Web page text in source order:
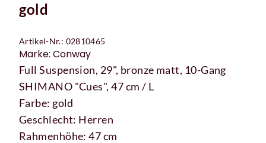
gold
Artikel-Nr.: 02810465
Marke: Conway
Full Suspension, 29", bronze matt, 10-Gang
SHIMANO "Cues", 47 cm / L
Farbe: gold
Geschlecht: Herren
Rahmenhöhe: 47 cm